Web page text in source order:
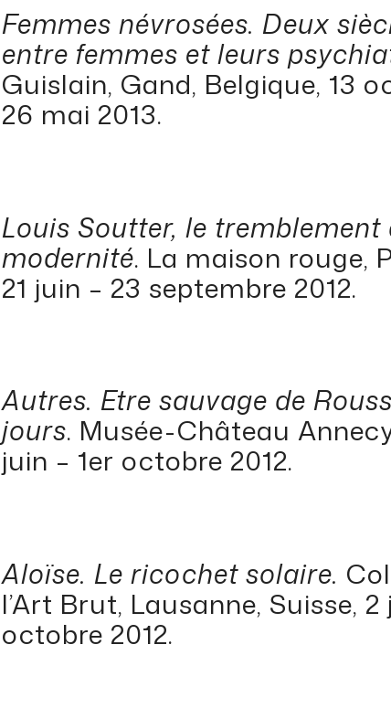
Femmes névrosées. Deux
entre femmes et leurs
Guislain, Gand, Belgique, 13
26 mai 2013.
Louis Soutter, le tremblement
modernité. La maison rouge,
21 juin – 23 septembre 2012.
Autres. Etre sauvage de
jours. Musée-Château
juin – 1er octobre 2012.
Aloïse. Le ricochet solaire.
l’Art Brut, Lausanne, Suisse, 2
octobre 2012.